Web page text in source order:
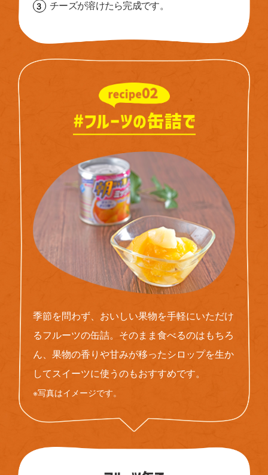
チーズが溶けたら完成です。
季節を問わず、おいしい果物を手軽にいただけ
るフルーツの缶詰。そのまま食べるのはもちろ
ん、果物の香りや甘みが移ったシロップを生か
してスイーツに使うのもおすすめです。
※写真はイメージです。